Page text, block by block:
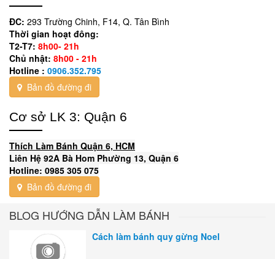
ĐC: 293 Trường Chinh, F14, Q. Tân Bình
Thời gian hoạt đông:
T2-T7: 8h00- 21h
Chủ nhật: 8h00 - 21h
Hotline : 0906.352.795
Bản đồ đường đi
Cơ sở LK 3: Quận 6
Thích Làm Bánh Quận 6, HCM
Liên Hệ 92A Bà Hom Phường 13, Quận 6
Hotline: 0985 305 075
Bản đồ đường đi
BLOG HƯỚNG DẪN LÀM BÁNH
Cách làm bánh quy gừng Noel